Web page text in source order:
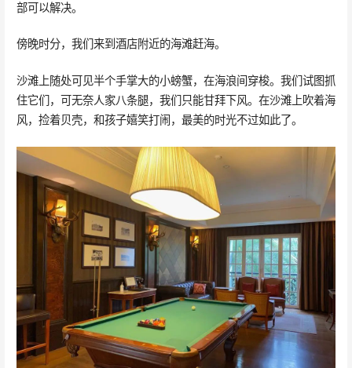
部可以解决。
傍晚时分，我们来到酒店附近的海滩赶海。
沙滩上随处可见半个手掌大的小螃蟹，在海浪间穿梭。我们试图抓
住它们，可无奈人家八条腿，我们只能甘拜下风。在沙滩上吹着海
风，捡着贝壳，和孩子嬉笑打闹，最美的时光不过如此了。